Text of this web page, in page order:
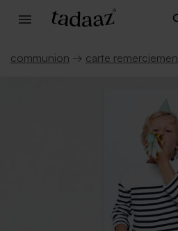
communion → carte